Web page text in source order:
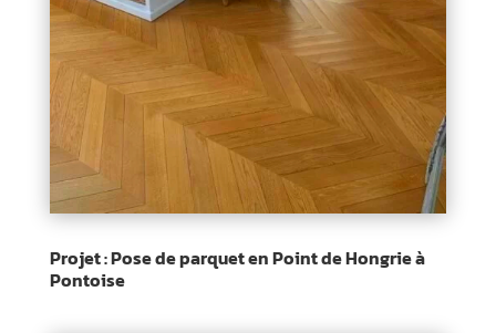
Projet : Pose de parquet en Point de Hongrie à
Pontoise